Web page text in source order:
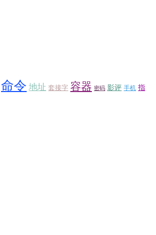
命令 地址 套接字 容器 密码 影评 手机 指